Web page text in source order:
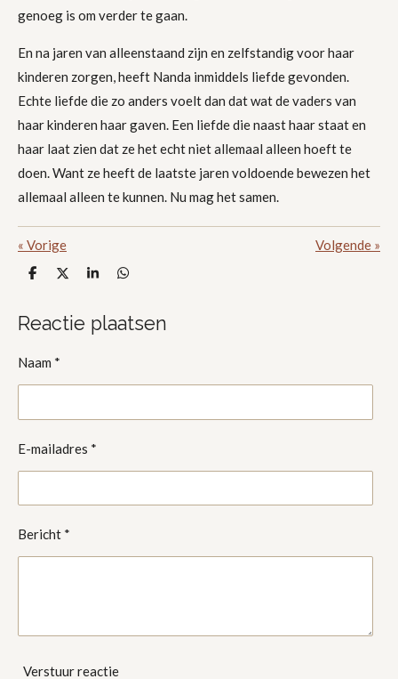
genoeg is om verder te gaan.
En na jaren van alleenstaand zijn en zelfstandig voor haar
kinderen zorgen, heeft Nanda inmiddels liefde gevonden.
Echte liefde die zo anders voelt dan dat wat de vaders van
haar kinderen haar gaven. Een liefde die naast haar staat en
haar laat zien dat ze het echt niet allemaal alleen hoeft te
doen. Want ze heeft de laatste jaren voldoende bewezen het
allemaal alleen te kunnen. Nu mag het samen.
« Vorige Volgende »
D
e
n
D
l
S
r
e
D
e
n
Reactie plaatsen
Naam *
E-mailadres *
Bericht *
Verstuur reactie